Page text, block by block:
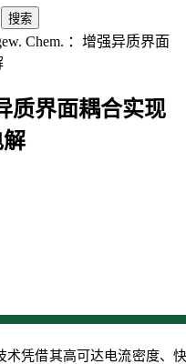
Chem. ：增强异质界面
质界面耦合实现
术凭借其高可达电流密度